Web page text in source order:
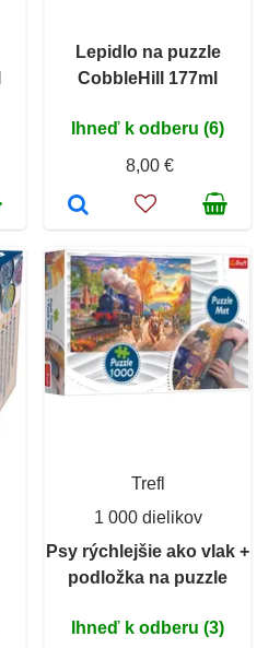
Lepidlo na puzzle
CobbleHill 177ml
Ihneď k odberu (6)
8,00 €
Trefl
1 000 dielikov
Psy rýchlejšie ako vlak +
podložka na puzzle
Ihneď k odberu (3)